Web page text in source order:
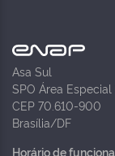
Asa Sul
SPO Área Especial
CEP 70.610-900
Brasília/DF
Horário de